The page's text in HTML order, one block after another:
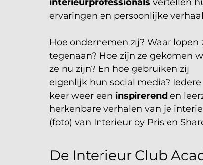
interieurprofessionals vertellen
ervaringen en persoonlijke
Hoe ondernemen zij? Waar lopen
tegenaan? Hoe zijn ze gekomen
ze nu zijn? En hoe gebruiken zij
eigenlijk hun social media? Iedere
keer weer een inspirerend en
herkenbare verhalen van je
(foto) van Interieur by Pris en
De Interieur Club